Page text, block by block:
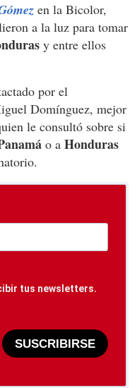
en la Bicolor,
a la luz para tomar
y entre ellos
por el
Domínguez, mejor
le consultó sobre si
o a Honduras
tus newsletters.
SUSCRIBIRSE